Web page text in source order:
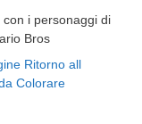
con i personaggi di
Bros
Ritorno all
Colorare